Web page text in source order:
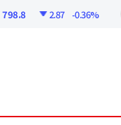
2.87 -0.36%